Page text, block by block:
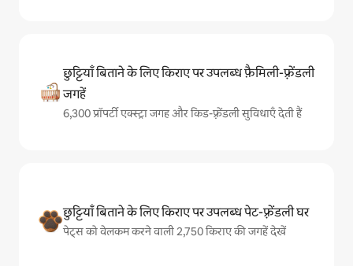
छुट्टियाँ बिताने के लिए किराए पर उपलब्ध फ़ैमिली-फ़्रेंडली
जगहें
6,300 प्रॉपर्टी एक्स्ट्रा जगह और किड-फ़्रेंडली सुविधाएँ देती हैं
छुट्टियाँ बिताने के लिए किराए पर उपलब्ध पेट-फ़्रेंडली घर
पेट्स को वेलकम करने वाली 2,750 किराए की जगहें देखें